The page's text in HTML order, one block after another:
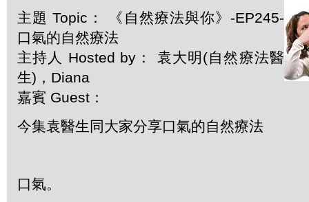
主題 Topic： 《自然療法與你》-EP245-
口氣的自然療法
主持人 Hosted by： 袁大明(自然療法醫
生)，Diana
嘉賓 Guest：
今集袁醫生同大家分享口氣的自然療法
口氣。